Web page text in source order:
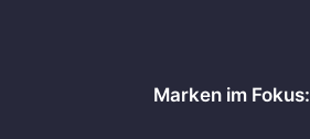
Marken im Fokus: